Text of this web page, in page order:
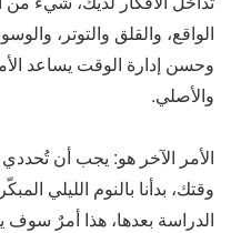
الواقع، والقلق والتوتر،
وحسن إدارة الوقت يساعد
والأصلي.
الأمر الآخر هو: يجب أن تُحددي
وقتك، بدأنا بالنوم الليلي
الدراسة بعدها، هذا أمرٌ سوف